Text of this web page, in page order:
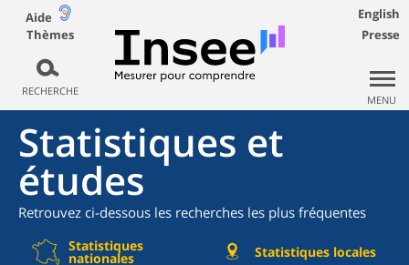
Aide
Thèmes
RECHERCHE
English
Presse
MENU
Statistiques et
études
Retrouvez ci-dessous les recherches les plus fréquentes
Statistiques
nationales Statistiques locales